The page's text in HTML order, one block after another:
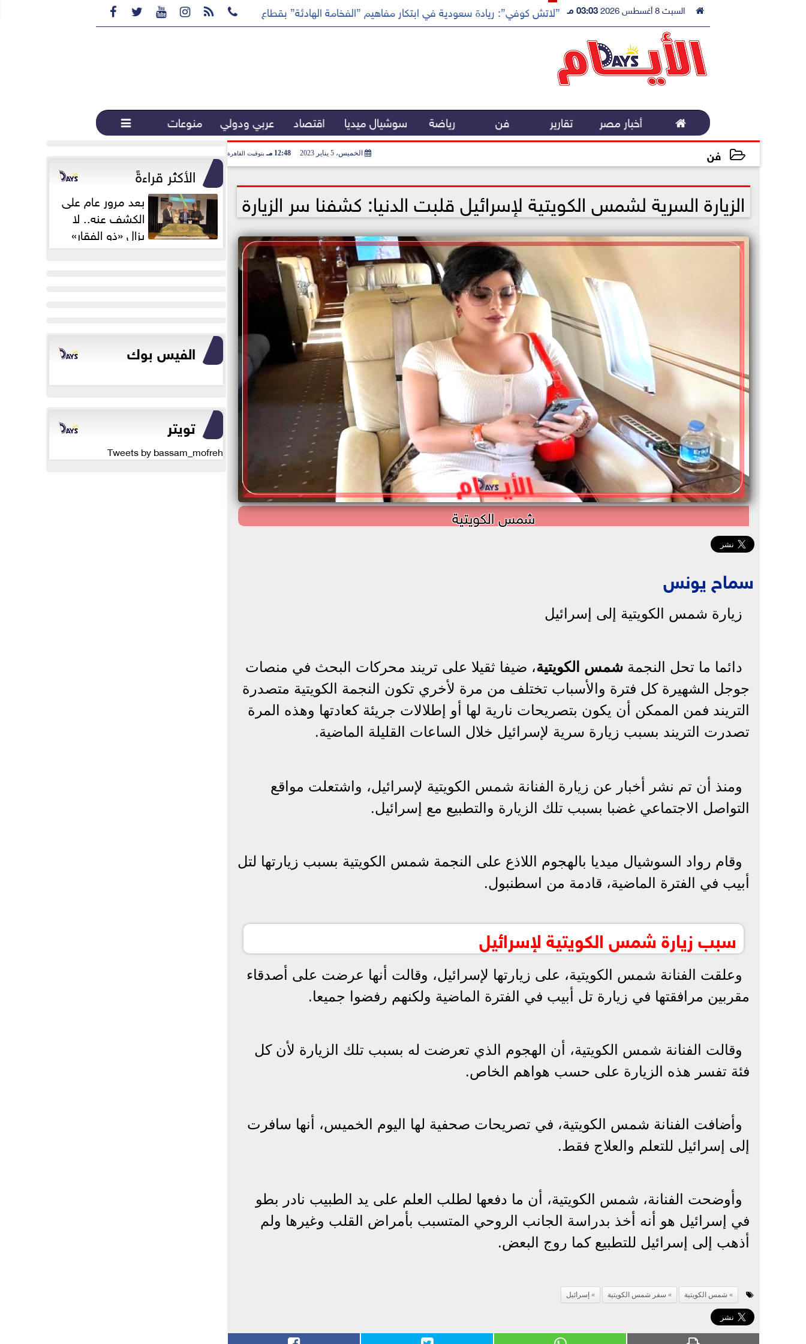
       السبت 8 أغسطس 2026 03:03 مـ ”لاتش كوفي”: ريادة سعودية في ابتكار مفاهيم ”الفخامة الهادئة” بقطاع القهوة المختصة...
 أخبار مصر تقارير فن رياضة سوشيال ميديا اقتصاد عربي ودولي منوعات 
فن الخميس، 5 يناير 2023 12:48 مـ بتوقيت القاهرة
الزيارة السرية لشمس الكويتية لإسرائيل قلبت الدنيا: كشفنا سر الزيارة
شمس الكويتية
سماح يونس
زيارة شمس الكويتية إلى إسرائيل
دائما ما تحل النجمة شمس الكويتية، ضيفا ثقيلا على تريند محركات البحث في منصات
جوجل الشهيرة كل فترة والأسباب تختلف من مرة لأخري تكون النجمة الكويتية متصدرة
التريند فمن الممكن أن يكون بتصريحات نارية لها أو إطلالات جريئة كعادتها وهذه المرة
تصدرت التريند بسبب زيارة سرية لإسرائيل خلال الساعات القليلة الماضية.
ومنذ أن تم نشر أخبار عن زيارة الفنانة شمس الكويتية لإسرائيل، واشتعلت مواقع
التواصل الاجتماعي غضبا بسبب تلك الزيارة والتطبيع مع إسرائيل.
وقام رواد السوشيال ميديا بالهجوم اللاذع على النجمة شمس الكويتية بسبب زيارتها لتل
أبيب في الفترة الماضية، قادمة من اسطنبول.
سبب زيارة شمس الكويتية لإسرائيل
وعلقت الفنانة شمس الكويتية، على زيارتها لإسرائيل، وقالت أنها عرضت على أصدقاء
مقربين مرافقتها في زيارة تل أبيب في الفترة الماضية ولكنهم رفضوا جميعا.
وقالت الفنانة شمس الكويتية، أن الهجوم الذي تعرضت له بسبب تلك الزيارة لأن كل
فئة تفسر هذه الزيارة على حسب هواهم الخاص.
وأضافت الفنانة شمس الكويتية، في تصريحات صحفية لها اليوم الخميس، أنها سافرت
إلى إسرائيل للتعلم والعلاج فقط.
وأوضحت الفنانة، شمس الكويتية، أن ما دفعها لطلب العلم على يد الطبيب نادر بطو
في إسرائيل هو أنه أخذ بدراسة الجانب الروحي المتسبب بأمراض القلب وغيرها ولم
أذهب إلى إسرائيل للتطبيع كما روج البعض.
شمس الكويتية سفر شمس الكويتية إسرائيل
الأكثر قراءةً
بعد مرور عام على
الكشف عنه.. لا
يزال «ذو الفقار»
محور اهتمام...
الفيس بوك
تويتر
Tweets by bassam_mofreh